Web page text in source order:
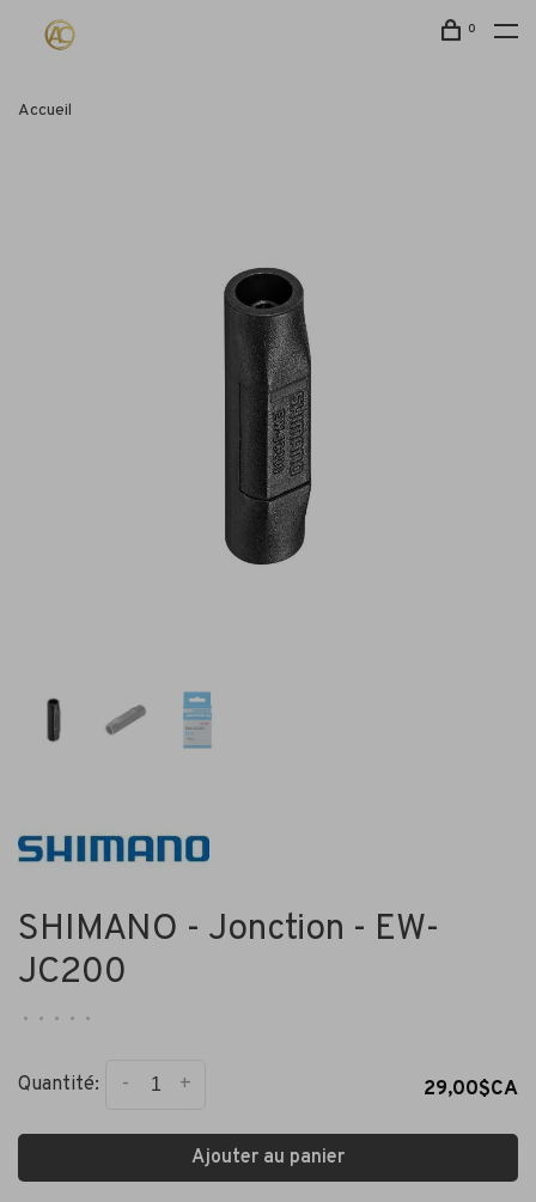
0
Accueil
SHIMANO - Jonction - EW-
JC200
• • • • •
Quantité: +
- 29,00$CA
Ajouter au panier